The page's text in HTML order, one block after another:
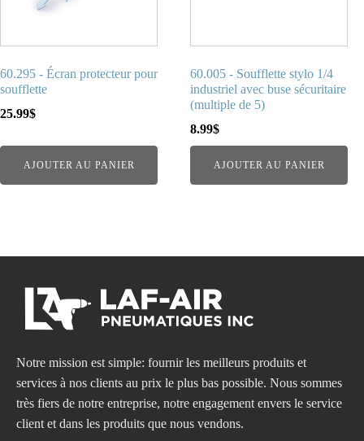
60.295 - Écran protecteur pour
soufflette
25.99$
AJOUTER AU PANIER
60.005 - Soufflette stylo 1/4
industriel avec buse sécuritaire
(multiple de 5)
8.99$
AJOUTER AU PANIER
Notre mission est simple: fournir les meilleurs produits et
services à nos clients au prix le plus bas possible. Nous sommes
très fiers de notre entreprise, notre engagement envers le service
client et dans les produits que nous vendons.